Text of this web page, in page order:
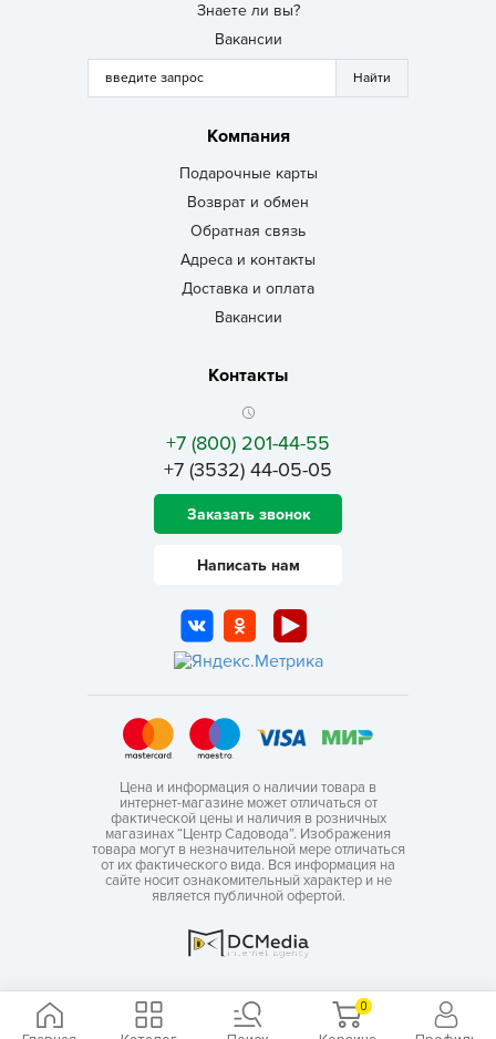
0
Знаете ли вы?
Вакансии
Компания
Подарочные карты
Возврат и обмен
Обратная связь
Адреса и контакты
Доставка и оплата
Вакансии
Контакты
+7 (800) 201-44-55
+7 (3532) 44-05-05
Заказать звонок
Написать нам
Цена и информация о наличии товара в
интернет-магазине может отличаться от
фактической цены и наличия в розничных
магазинах “Центр Садовода”. Изображения
товара могут в незначительной мере отличаться
от их фактического вида. Вся информация на
сайте носит ознакомительный характер и не
является публичной офертой.